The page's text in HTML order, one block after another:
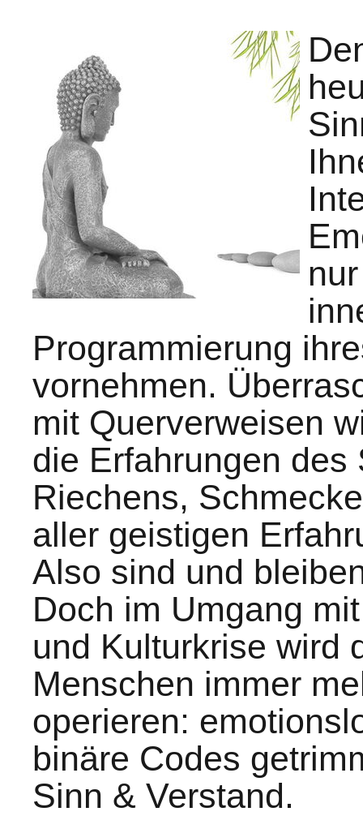
Programmierung
vornehmen.
mit Querverweisen
die Erfahrungen des
Riechens,
aller geistigen
Also sind und
Doch im Umgang
und Kulturkrise wird
Menschen immer
operieren:
binäre Codes
Sinn & Verstand.